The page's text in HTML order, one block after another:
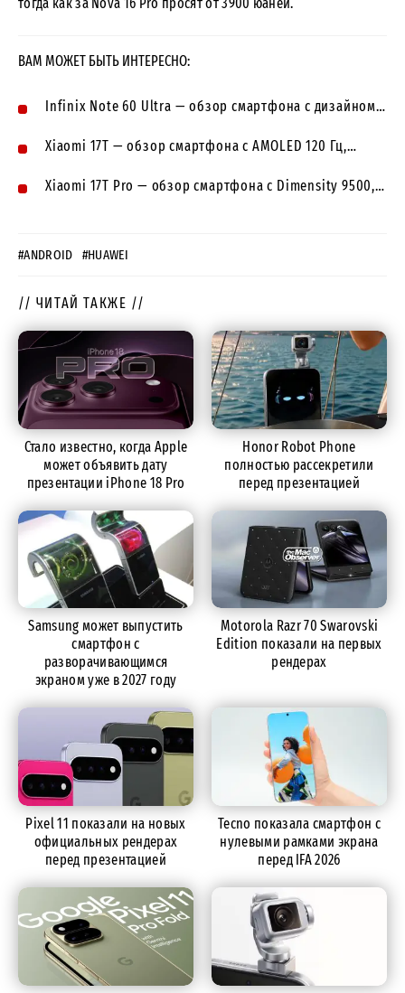
ВАМ МОЖЕТ БЫТЬ ИНТЕРЕСНО:
Infinix Note 60 Ultra — обзор смартфона с дизайном…
Xiaomi 17T — обзор смартфона с AMOLED 120 Гц,…
Xiaomi 17T Pro — обзор смартфона с Dimensity 9500,…
#ANDROID #HUAWEI
// ЧИТАЙ ТАКЖЕ //
Стало известно, когда Apple
может объявить дату
презентации iPhone 18 Pro
Honor Robot Phone
полностью рассекретили
перед презентацией
Samsung может выпустить
смартфон с
разворачивающимся
экраном уже в 2027 году
Motorola Razr 70 Swarovski
Edition показали на первых
рендерах
Pixel 11 показали на новых
официальных рендерах
перед презентацией
Tecno показала смартфон с
нулевыми рамками экрана
перед IFA 2026